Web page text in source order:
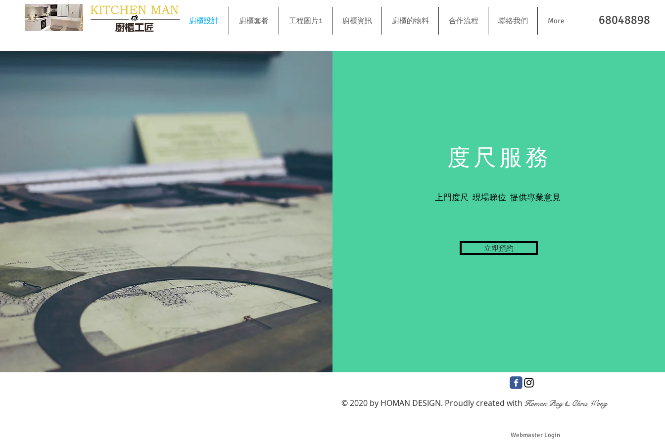
​廚櫃 廚櫃設計 廚櫃套餐 工程圖片1 廚櫃資訊 廚櫃的物料 合作流程 聯絡我們 More 68048898
​度尺服務
上門度尺 現場睇位 提供專業意見
立即預約
​© 2020 by HOMAN DESIGN. Proudly created with Homan Ray & Chris Wong
Webmaster Login